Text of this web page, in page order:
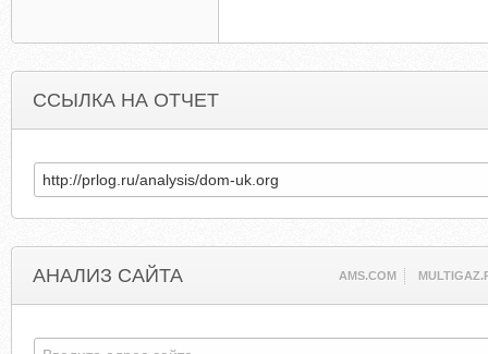
ССЫЛКА НА ОТЧЕТ
АНАЛИЗ САЙТА AMS.COM